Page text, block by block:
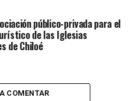
público-privada para el
de las Iglesias
de Chiloé
COMENTAR